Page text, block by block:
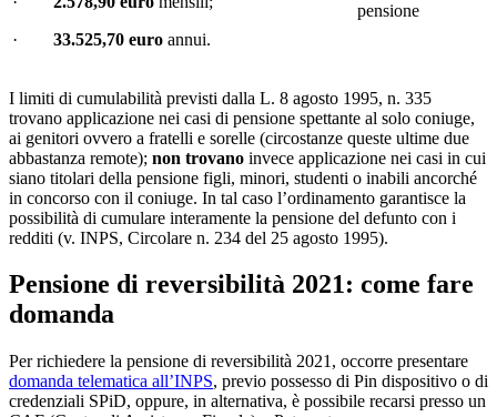
· 33.525,70 euro annui.
pensione
I limiti di cumulabilità previsti dalla L. 8 agosto 1995, n. 335
trovano applicazione nei casi di pensione spettante al solo coniuge,
ai genitori ovvero a fratelli e sorelle (circostanze queste ultime due
abbastanza remote); non trovano invece applicazione nei casi in cui
siano titolari della pensione figli, minori, studenti o inabili ancorché
in concorso con il coniuge. In tal caso l’ordinamento garantisce la
possibilità di cumulare interamente la pensione del defunto con i
redditi (v. INPS, Circolare n. 234 del 25 agosto 1995).
Pensione di reversibilità 2021: come fare
domanda
Per richiedere la pensione di reversibilità 2021, occorre presentare
domanda telematica all’INPS, previo possesso di Pin dispositivo o di
credenziali SPiD, oppure, in alternativa, è possibile recarsi presso un